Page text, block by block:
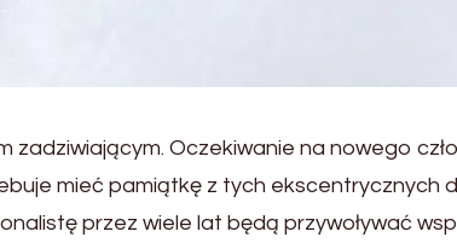
zadziwiającym. Oczekiwanie na nowego
mieć pamiątkę z tych ekscentrycznych
przez wiele lat będą przywoływać